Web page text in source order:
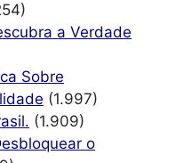
a Verdade
Sobre
(1.997)
(1.909)
o